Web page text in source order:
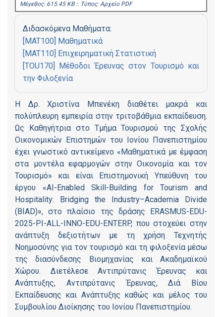
Mέγεθος: 615.45 KB :: Τύπος: Αρχείο PDF
Διδασκόμενα Μαθήματα:
[MAT100] Μαθηματικά
[MAT110] Επιχειρηματική Στατιστική
[TOU170] Μέθοδοι Έρευνας στον Τουρισμό και
την Φιλοξενία
Η Δρ. Χριστίνα Μπενέκη διαθέτει μακρά και
πολύπλευρη εμπειρία στην τριτοβάθμια εκπαίδευση.
Ως Καθηγήτρια στο Τμήμα Τουρισμού της Σχολής
Οικονομικών Επιστημών του Ιονίου Πανεπιστημίου
έχει γνωστικό αντικείμενο «Μαθηματικά με έμφαση
στα μοντέλα εφαρμογών στην Οικονομία και τον
Τουρισμό» και είναι Επιστημονική Υπεύθυνη του
έργου «AI-Enabled Skill-Building for Tourism and
Hospitality: Bridging the Industry–Academia Divide
(BIAD)», στο πλαίσιο της δράσης ERASMUS-EDU-
2025-PI-ALL-INNO-EDU-ENTERP, που στοχεύει στην
ανάπτυξη δεξιοτήτων με τη χρήση Τεχνητής
Νοημοσύνης για τον τουρισμό και τη φιλοξενία μέσω
της διασύνδεσης Βιομηχανίας και Ακαδημαϊκού
Χώρου. Διετέλεσε Αντιπρύτανις Έρευνας και
Ανάπτυξης, Αντιπρύτανις Έρευνας, Διά Βίου
Εκπαίδευσης και Ανάπτυξης καθώς και μέλος του
Συμβουλίου Διοίκησης του Ιονίου Πανεπιστημίου.